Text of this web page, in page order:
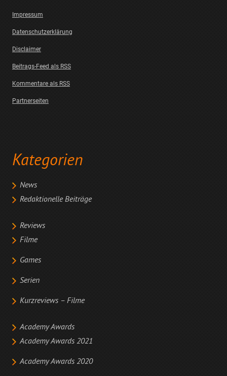
Impressum
Datenschutzerklärung
Disclaimer
Beitrags-Feed als RSS
Kommentare als RSS
Partnerseiten
Kategorien
News
Redaktionelle Beiträge
Reviews
Filme
Games
Serien
Kurzreviews – Filme
Academy Awards
Academy Awards 2021
Academy Awards 2020